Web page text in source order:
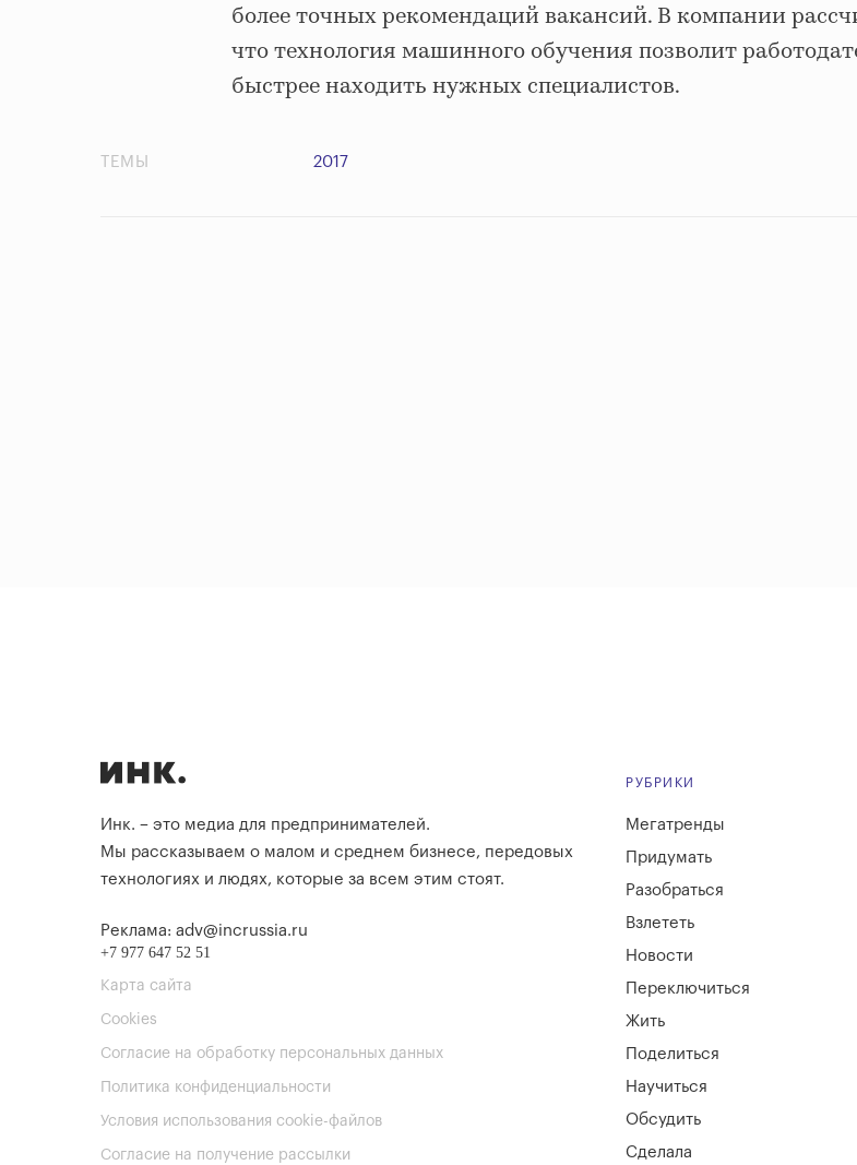
более точных рекомендаций вакансий. В компании
что технология машинного обучения позволит
быстрее находить нужных специалистов.
ТЕМЫ 2017
Инк. – это медиа для предпринимателей.
Мы рассказываем о малом и среднем бизнесе, передовых
технологиях и людях, которые за всем этим стоят.
Реклама: adv@incrussia.ru
+7 977 647 52 51
Карта сайта
Cookies
Согласие на обработку персональных данных
Политика конфиденциальности
Условия использования cookie-файлов
Согласие на получение рассылки
РУБРИКИ
Мегатренды
Придумать
Разобраться
Взлететь
Новости
Переключиться
Жить
Поделиться
Научиться
Обсудить
Сделала